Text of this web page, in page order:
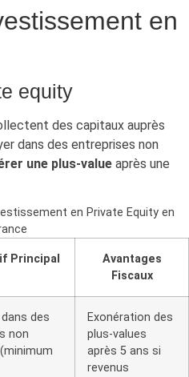
en
equity
des capitaux auprès
dans des entreprises non
une plus-value après une
en Private Equity en
Principal
Avantages
Fiscaux
des
non
Exonération des
plus-values ​​
après 5 ans si
revenus